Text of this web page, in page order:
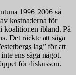
1996-2006 så
kostnaderna för
koalitionen ibland. På
Det räckte att säga
lag” för att
ens säga något.
för diskusson.